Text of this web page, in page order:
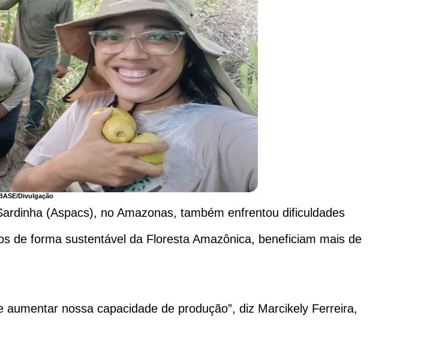
Divulgação
(Aspacs), no Amazonas, também enfrentou dificuldades
de forma sustentável da Floresta Amazônica, beneficiam mais de
nossa capacidade de produção”, diz Marcikely Ferreira,